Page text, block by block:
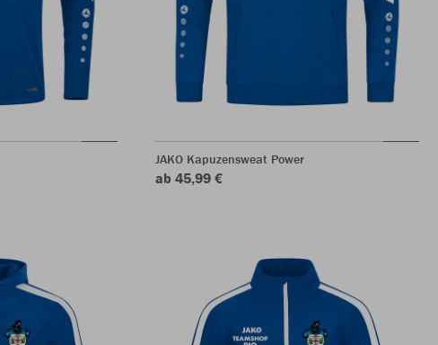
JAKO Kapuzensweat Power
ab 45,99 €